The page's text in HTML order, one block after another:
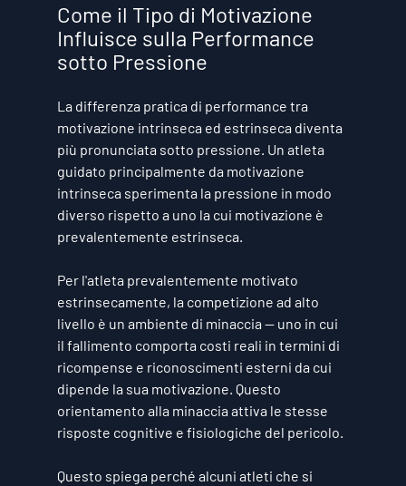
Come il Tipo di Motivazione
Influisce sulla Performance
sotto Pressione
La differenza pratica di performance tra
motivazione intrinseca ed estrinseca diventa
più pronunciata sotto pressione. Un atleta
guidato principalmente da motivazione
intrinseca sperimenta la pressione in modo
diverso rispetto a uno la cui motivazione è
prevalentemente estrinseca.
Per l'atleta prevalentemente motivato
estrinsecamente, la competizione ad alto
livello è un ambiente di minaccia — uno in cui
il fallimento comporta costi reali in termini di
ricompense e riconoscimenti esterni da cui
dipende la sua motivazione. Questo
orientamento alla minaccia attiva le stesse
risposte cognitive e fisiologiche del pericolo.
Questo spiega perché alcuni atleti che si